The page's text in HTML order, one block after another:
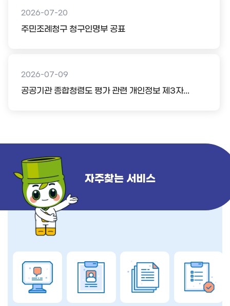
2026-07-20
주민조례청구 청구인명부 공표
2026-07-09
공공기관 종합청렴도 평가 관련 개인정보 제3자...
자주찾는 서비스